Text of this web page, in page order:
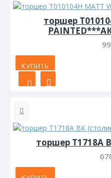
торшер
КУПИТЬ
торшер T1718A